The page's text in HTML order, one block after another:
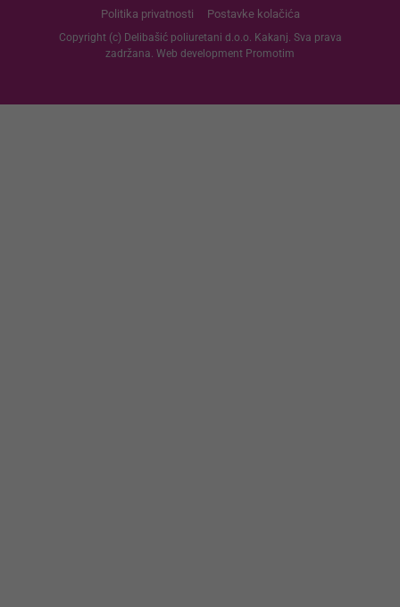
Politika privatnosti Postavke kolačića
Copyright (c) Delibašić poliuretani d.o.o. Kakanj. Sva prava
zadržana. Web development Promotim